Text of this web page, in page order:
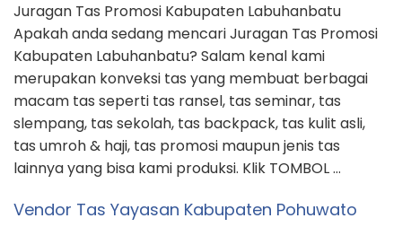
Juragan Tas Promosi Kabupaten Labuhanbatu
Apakah anda sedang mencari Juragan Tas Promosi
Kabupaten Labuhanbatu? Salam kenal kami
merupakan konveksi tas yang membuat berbagai
macam tas seperti tas ransel, tas seminar, tas
slempang, tas sekolah, tas backpack, tas kulit asli,
tas umroh & haji, tas promosi maupun jenis tas
lainnya yang bisa kami produksi. Klik TOMBOL …
Vendor Tas Yayasan Kabupaten Pohuwato